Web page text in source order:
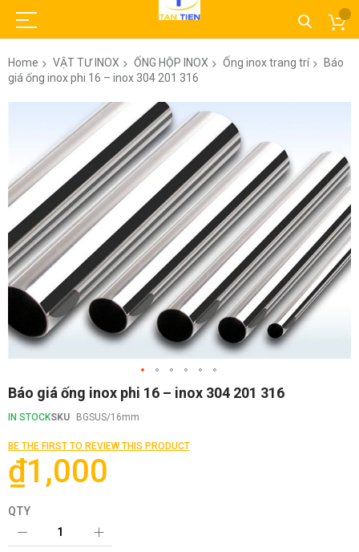
Home VẬT TƯ INOX ỐNG HỘP INOX Ống inox trang trí
Báo
giá ống inox phi 16 – inox 304 201 316
the
images
gallery
Skip
the
of
the
images
gallery
Báo giá ống inox phi 16 – inox 304 201 316
IN STOCKSKU BGSUS/16mm
BE THE FIRST TO REVIEW THIS PRODUCT
₫1,000
QTY